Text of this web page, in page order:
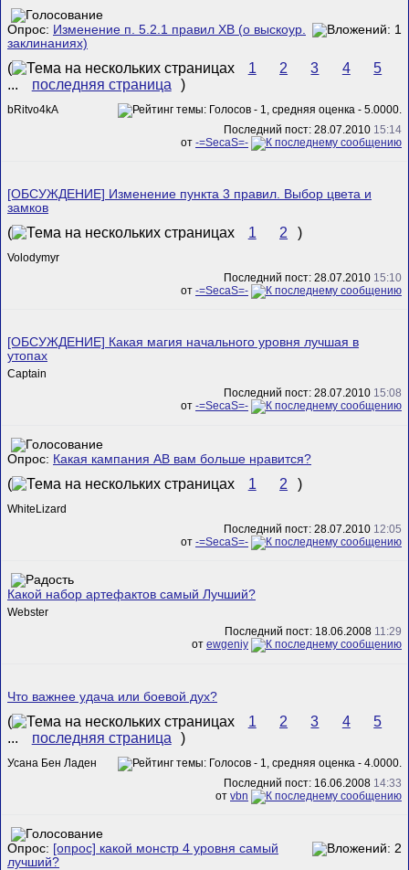
Опрос: Изменение п. 5.2.1 правил ХВ (о выскоур.
заклинаниях)
( 1 2 3 4
5
...
последняя страница )
bRitvo4kA
Последний пост: 28.07.2010 15:14
от -=SecaS=-
[ОБСУЖДЕНИЕ] Изменение пункта 3 правил. Выбор цвета и
замков
( 1 2 )
Volodymyr
Последний пост: 28.07.2010 15:10
от -=SecaS=-
[ОБСУЖДЕНИЕ] Какая магия начального уровня лучшая в
утопах
Captain
Последний пост: 28.07.2010 15:08
от -=SecaS=-
Опрос: Какая кампания АВ вам больше нравится?
( 1 2 )
WhiteLizard
Последний пост: 28.07.2010 12:05
от -=SecaS=-
Какой набор артефактов самый Лучший?
Webster
Последний пост: 18.06.2008 11:29
от ewgeniy
Что важнее удача или боевой дух?
( 1 2 3 4
5
...
последняя страница )
Усана Бен Ладен
Последний пост: 16.06.2008 14:33
от vbn
Опрос: [опрос] какой монстр 4 уровня самый
лучший?